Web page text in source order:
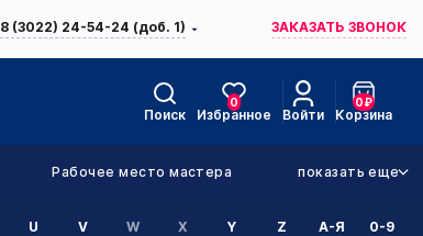
8 (3022) 24-54-24 (доб. 1) ЗАКАЗАТЬ ЗВОНОК
Поиск Избранное
0
Войти Корзина
0₽
Рабочее место мастера показать еще
U V W X Y Z А-Я 0-9